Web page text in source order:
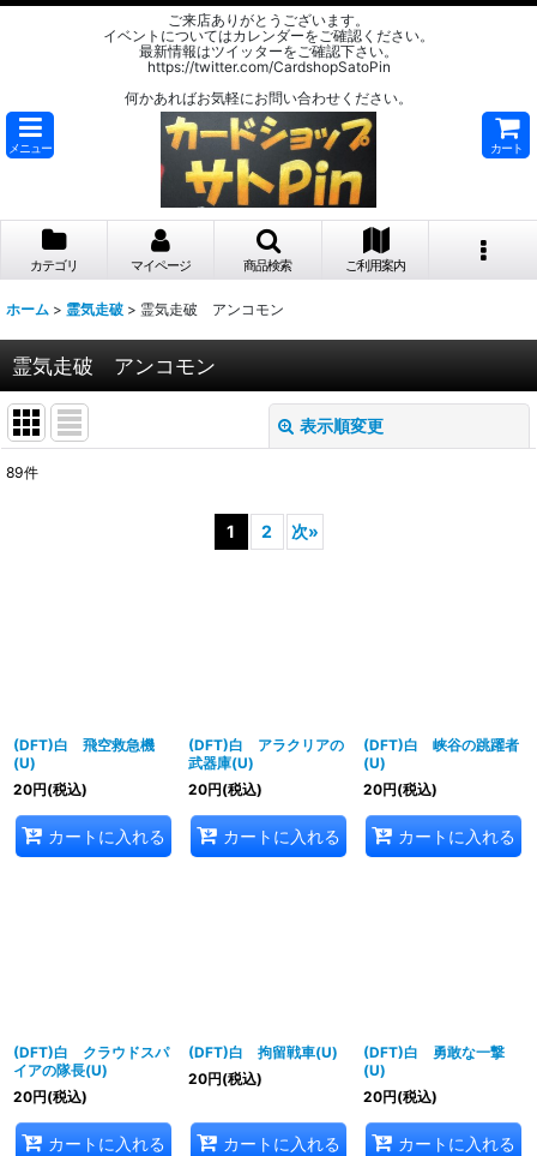
ご来店ありがとうございます。
イベントについてはカレンダーをご確認ください。
最新情報はツイッターをご確認下さい。
https://twitter.com/CardshopSatoPin
何かあればお気軽にお問い合わせください。
メニュー カート
カテゴリ マイページ 商品検索 ご利用案内
ホーム > 霊気走破 > 霊気走破 アンコモン
霊気走破 アンコモン
表示順変更
89件
1 2 次»
(DFT)白 飛空救急機
(U)
20円(税込)
カートに入れる
(DFT)白 アラクリアの
武器庫(U)
20円(税込)
カートに入れる
(DFT)白 峡谷の跳躍者
(U)
20円(税込)
カートに入れる
(DFT)白 クラウドスパ
イアの隊長(U)
20円(税込)
カートに入れる
(DFT)白 拘留戦車(U)
20円(税込)
カートに入れる
(DFT)白 勇敢な一撃
(U)
20円(税込)
カートに入れる